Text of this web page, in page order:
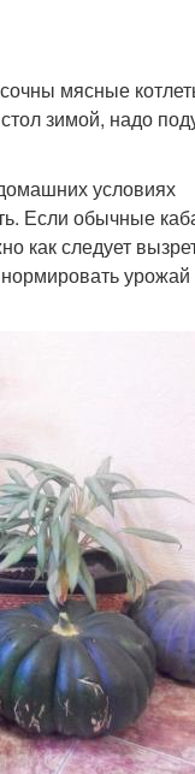
мясные
зимой, надо
условиях
Если обычные
как следует